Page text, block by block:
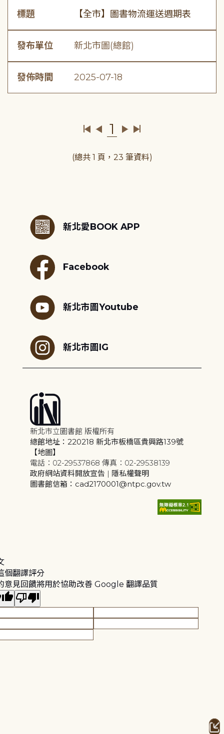
標題 【全市】圖書物流運送週期表
發布單位 新北市圖(總館)
發佈時間 2025-07-18
1
(總共 1 頁，23 筆資料)
新北愛BOOK APP
Facebook
新北市圖Youtube
新北市圖IG
新北市立圖書館 版權所有
總館地址：220218 新北市板橋區貴興路139號
【地圖】
電話：02-29537868 傳真：02-29538139
政府網站資料開放宣告 | 隱私權聲明
圖書館信箱：cad2170001@ntpc.gov.tw
個翻譯評分
意見回饋將用於協助改善 Google 翻譯品質